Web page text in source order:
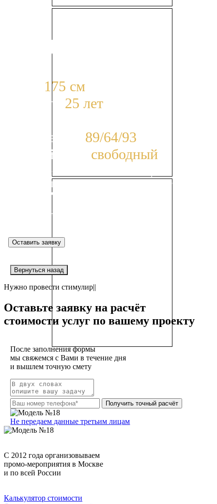
Модель №18
175 см
Возраст: 25 лет
Параметры: 89/64/93
Английский: свободный
Опыт в промо более 5 лет. Хостес и промо-
модель от брендов «Audi Quattro winter Cup
2020», «Skoda» 2019, «Volkswagen Touareg».
таких, как ИМИС, ПМЭФ, Кальянная
Оставить заявку
Вернуться назад
Нужно провести стимулир||
Оставьте заявку на расчёт
стоимости услуг по вашему проекту
После заполнения формы
мы свяжемся с Вами в течение дня
и вышлем точную смету
Получить точный расчёт
Не передаем данные третьим лицам
С 2012 года организовываем
промо-мероприятия в Москве
и по всей России
Калькулятор стоимости